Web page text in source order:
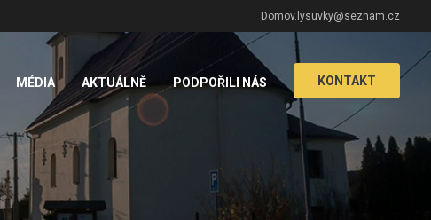
Domov.lysuvky@seznam.cz
MÉDIA AKTUÁLNĚ PODPOŘILI NÁS KONTAKT